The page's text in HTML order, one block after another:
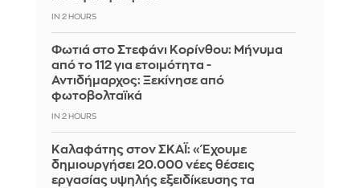
IN 2 HOURS
Φωτιά στο Στεφάνι Κορίνθου: Μήνυμα
από το 112 για ετοιμότητα -
Αντιδήμαρχος: Ξεκίνησε από
φωτοβολταϊκά
IN 2 HOURS
Καλαφάτης στον ΣΚΑΪ: «Έχουμε
δημιουργήσει 20.000 νέες θέσεις
εργασίας υψηλής εξειδίκευσης τα